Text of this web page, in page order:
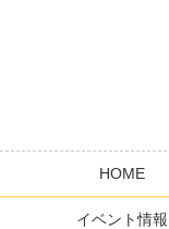
HOME
イベント情報